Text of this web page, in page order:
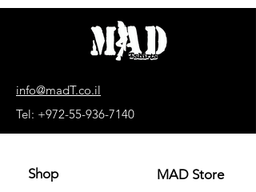
מחיר
מחיר
info@madT.co.il
Tel: +972-55-936-7140
Shop MAD Store